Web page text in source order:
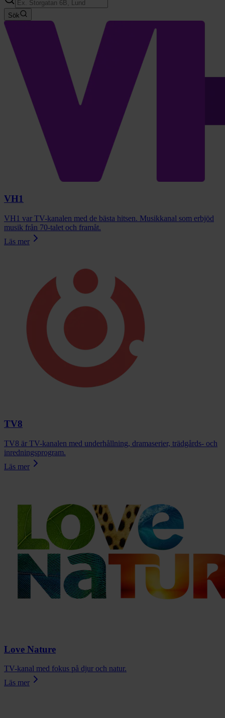
Sök
VH1
VH1 var TV-kanalen med de bästa hitsen. Musikkanal som erbjöd
musik från 70-talet och framåt.
Läs mer
TV8
TV8 är TV-kanalen med underhållning, dramaserier, trädgårds- och
inredningsprogram.
Läs mer
Love Nature
TV-kanal med fokus på djur och natur.
Läs mer